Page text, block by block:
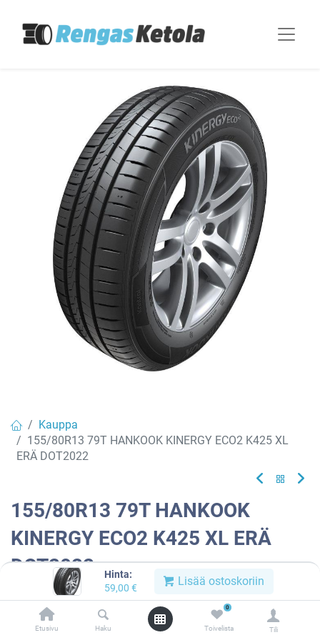
Hinta:
59,00 € Lisää ostoskoriin
Etusivu Haku
0
Toivelista Tili
Kauppa
155/80R13 79T HANKOOK KINERGY ECO2 K425 XL
ERÄ DOT2022
155/80R13 79T HANKOOK
KINERGY ECO2 K425 XL ERÄ
DOT2022
Tuotekoodi:945764
Tällä tuotteella ei ole kelvollista yhdistelmää.